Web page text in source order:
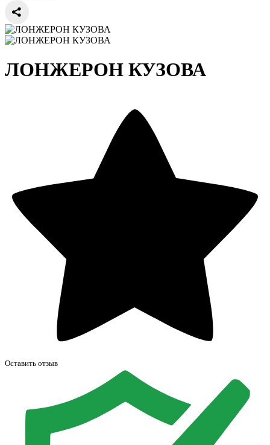
ЛОНЖЕРОН КУЗОВА
Оставить отзыв